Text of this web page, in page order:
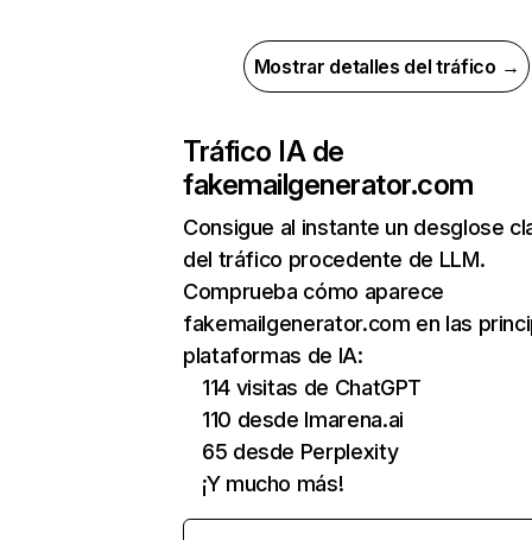
Mostrar detalles del tráfico →
Tráfico IA de
fakemailgenerator.com
Consigue al instante un desglose
del tráfico procedente de LLM.
Comprueba cómo aparece
fakemailgenerator.com en las
plataformas de IA:
114 visitas de ChatGPT
110 desde lmarena.ai
65 desde Perplexity
¡Y mucho más!